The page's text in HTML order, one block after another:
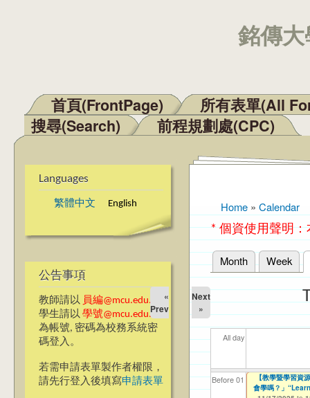
銘傳
Main menu
首頁(FrontPage)
所有表單(All
搜尋(Search)
前程規劃處(CPC)
Languages
繁體中文 English
公告事項
教師請以 員編@mcu.edu.tw
學生請以 學號@mcu.edu.tw
為帳號, 密碼為校務系統密
碼登入。
若需申請表單製作者權限，
請先行登入後填寫申請表單
You are here
Home » Calendar
* 個資使用聲明
Primary tabs
Month Week
«
Prev
Next
»
All day
Before 01
【資網處】
整合系統～表單
【財務處】工讀
11/12/2021to
【財務處】漏打
錄
114
04/
114
02/
114
03/
【學
07/
114
09/
【教學暨學習
教師教學研習
【教學暨學習
生會學嗎？」
【教學暨學習
會學嗎？」